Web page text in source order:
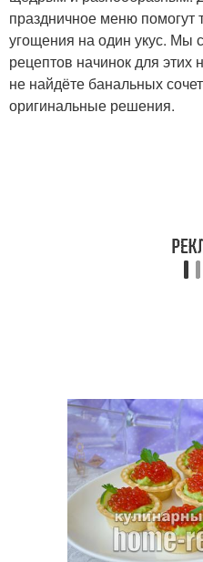
Тарталетки с грибами
Тарталетки с ветчиной
праздничное меню
угощения на один укус. Мы
рецептов начинок для этих
не найдёте банальных
оригинальные решения.